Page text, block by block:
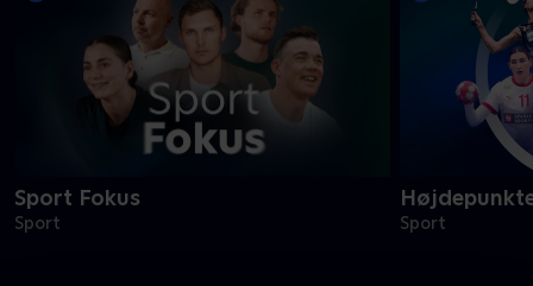
Sport Fokus
Sport Sport